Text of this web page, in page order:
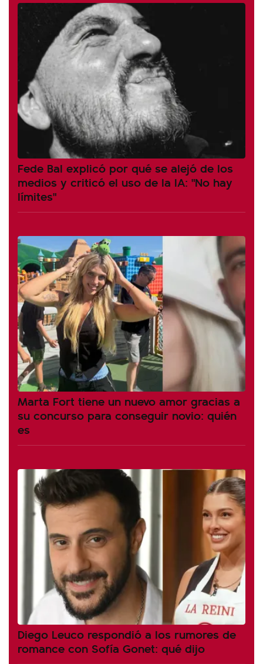
Fede Bal explicó por qué se alejó de los
medios y criticó el uso de la IA: "No hay
límites"
Marta Fort tiene un nuevo amor gracias a
su concurso para conseguir novio: quién
es
Diego Leuco respondió a los rumores de
romance con Sofía Gonet: qué dijo